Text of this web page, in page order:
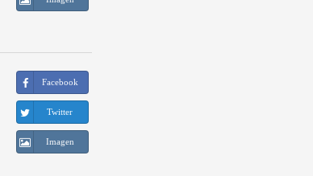
Facebook
Twitter
Imagen